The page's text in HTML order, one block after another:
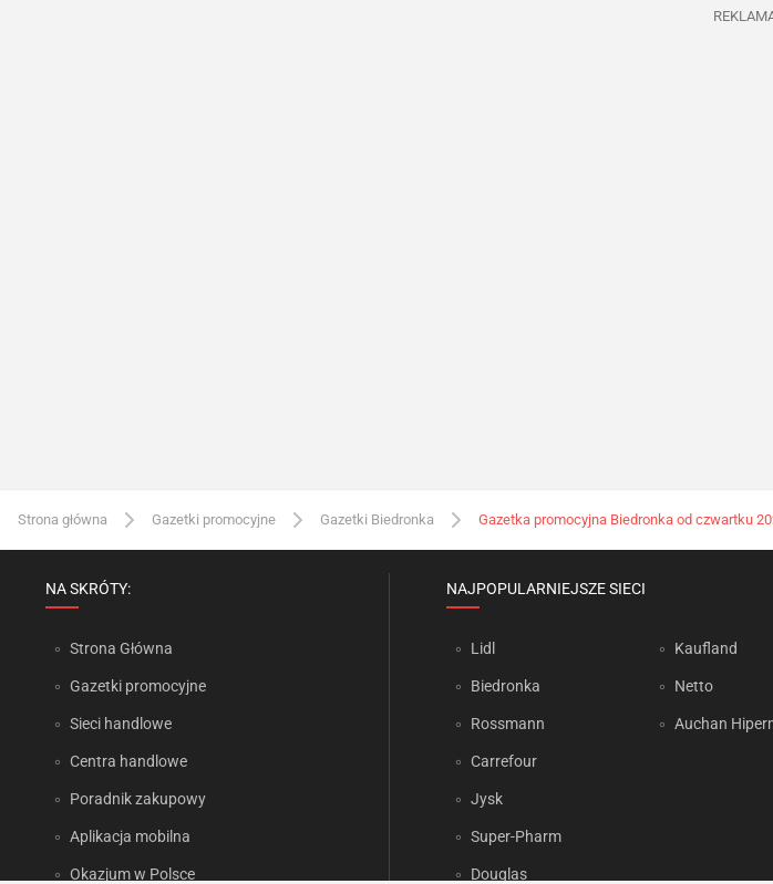
Strona główna Gazetki promocyjne Gazetki Biedronka Gazetka promocyjna Biedronka od czwartku
NA SKRÓTY:
Strona Główna
Gazetki promocyjne
Sieci handlowe
Centra handlowe
Poradnik zakupowy
Aplikacja mobilna
Okazjum w Polsce
NAJPOPULARNIEJSZE SIECI
Lidl
Biedronka
Rossmann
Carrefour
Jysk
Super-Pharm
Douglas
Kaufland
Netto
Auchan